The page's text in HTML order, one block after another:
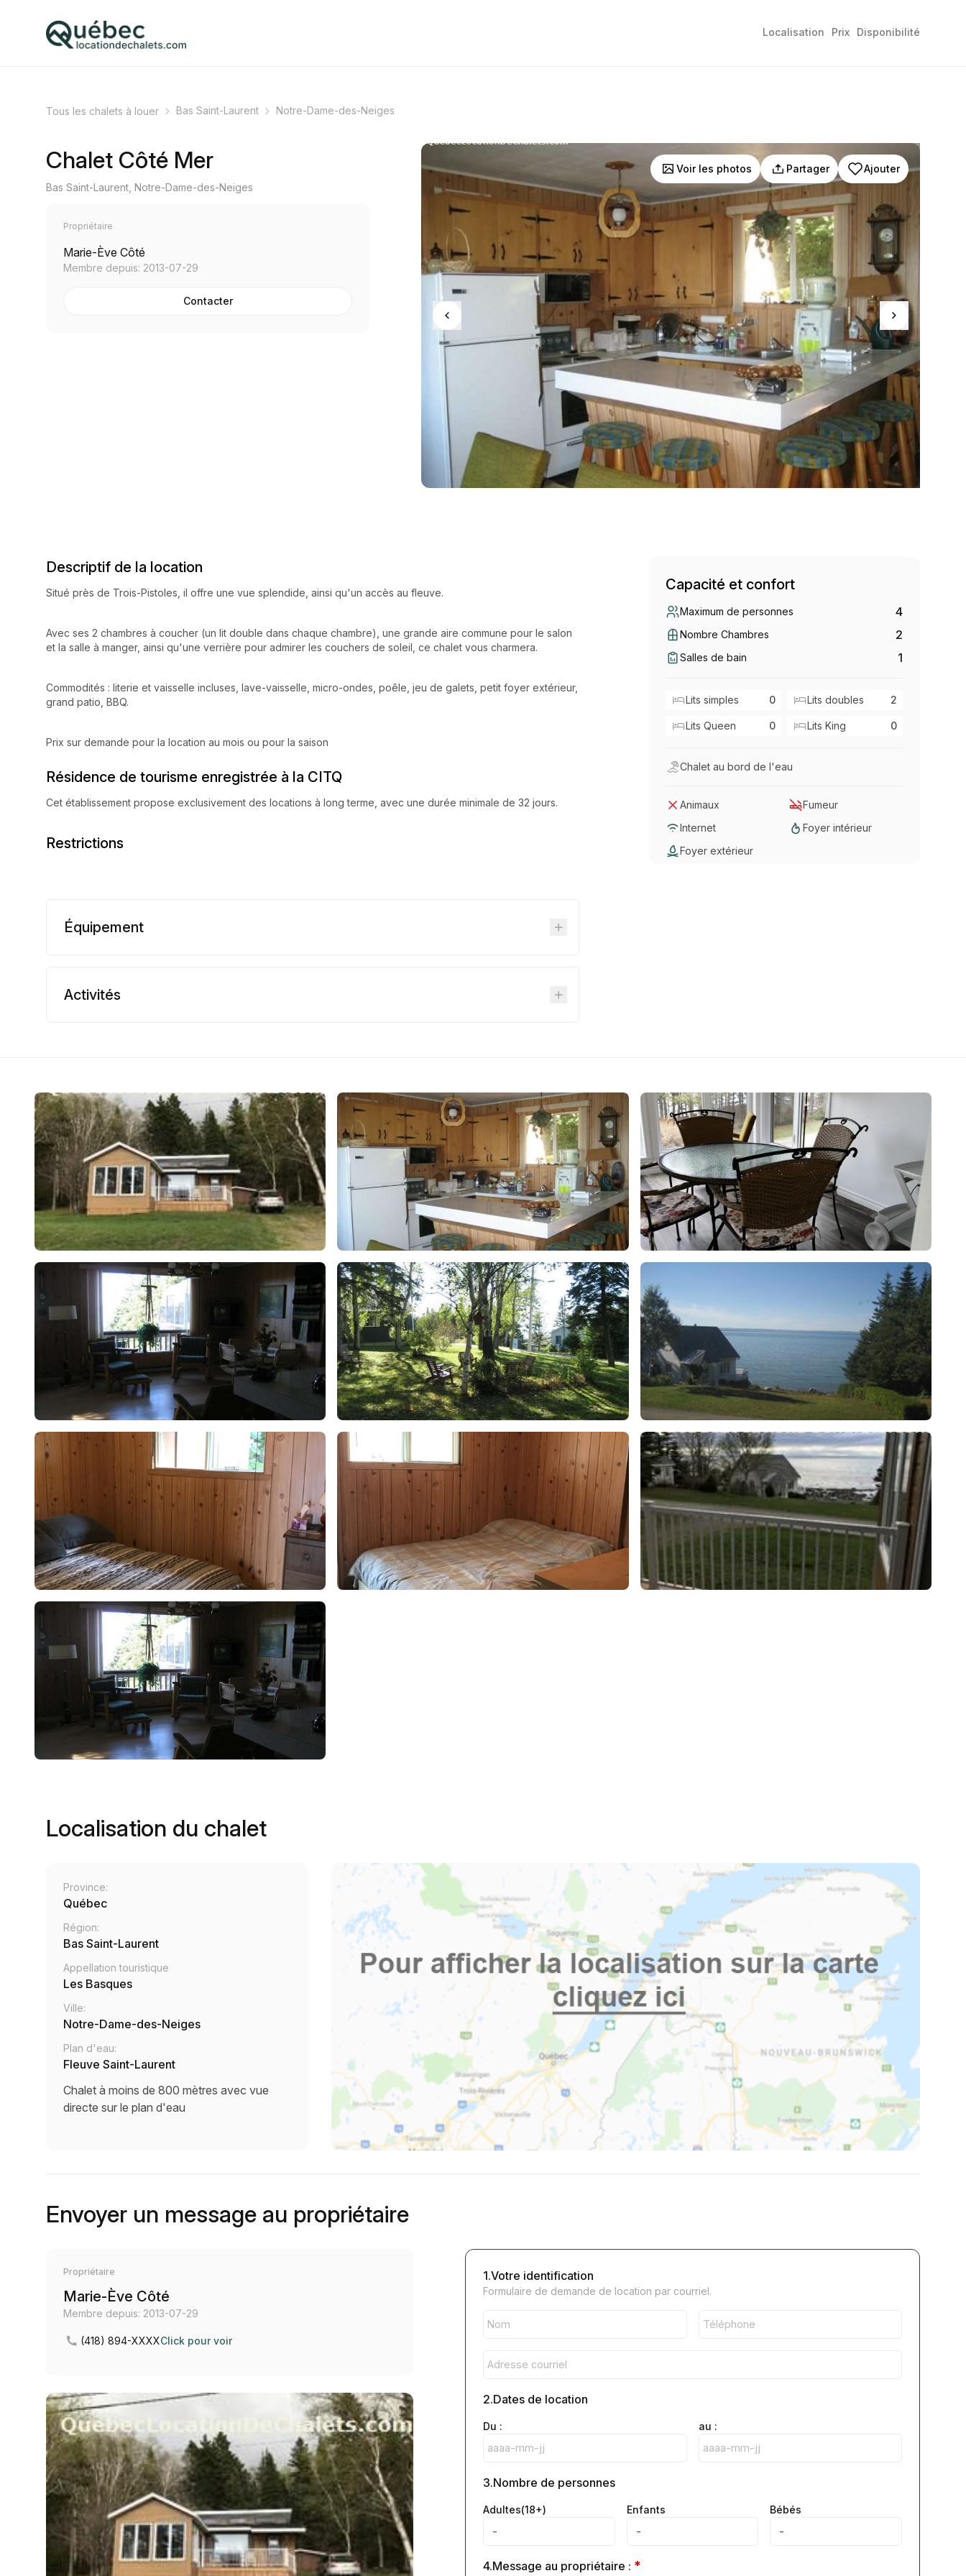
Localisation Prix Disponibilité
Tous les chalets à louer Bas Saint-Laurent Notre-Dame-des-Neiges
Chalet Côté Mer
Bas Saint-Laurent, Notre-Dame-des-Neiges
Propriétaire
Marie-Ève Côté
Membre depuis: 2013-07-29
Contacter
Voir les photos Partager Ajouter
Descriptif de la location
Situé près de Trois-Pistoles, il offre une vue splendide, ainsi qu'un accès au fleuve.
Avec ses 2 chambres à coucher (un lit double dans chaque chambre), une grande aire commune pour le salon
et la salle à manger, ainsi qu'une verrière pour admirer les couchers de soleil, ce chalet vous charmera.
Commodités : literie et vaisselle incluses, lave-vaisselle, micro-ondes, poêle, jeu de galets, petit foyer extérieur,
grand patio, BBQ.
Prix sur demande pour la location au mois ou pour la saison
Résidence de tourisme enregistrée à la CITQ
Cet établissement propose exclusivement des locations à long terme, avec une durée minimale de 32 jours.
Restrictions
Équipement
Activités
Capacité et confort
Maximum de personnes 4
Nombre Chambres 2
Salles de bain 1
Lits simples 0 Lits doubles 2
Lits Queen 0 Lits King 0
Chalet au bord de l'eau
Animaux
Fumeur
Internet
Foyer intérieur
Foyer extérieur
Localisation du chalet
Province:
Québec
Région:
Bas Saint-Laurent
Appellation touristique
Les Basques
Ville:
Notre-Dame-des-Neiges
Plan d'eau:
Fleuve Saint-Laurent
Chalet à moins de 800 mètres avec vue
directe sur le plan d'eau
Envoyer un message au propriétaire
Propriétaire
Marie-Ève Côté
Membre depuis: 2013-07-29
(418) 894-XXXXClick pour voir
Formulaire de demande de location par courriel.
1.Votre identification
2.Dates de location
Du : au :
3.Nombre de personnes
Adultes(18+) Enfants Bébés
4.Message au propriétaire : *